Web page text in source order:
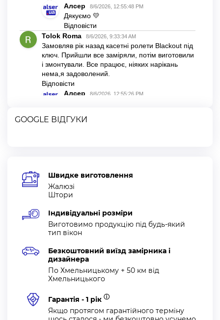
GOOGLE ВІДГУКИ
Швидке виготовлення
Жалюзі
Штори
Індивідуальні розміри
Виготовимо продукцію під будь-який
тип вікон
Безкоштовний виїзд замірника і
дизайнера
По Хмельницькому + 50 км від
Хмельницького
Гарантія - 1 рік ⓘ
Якщо протягом гарантійного терміну